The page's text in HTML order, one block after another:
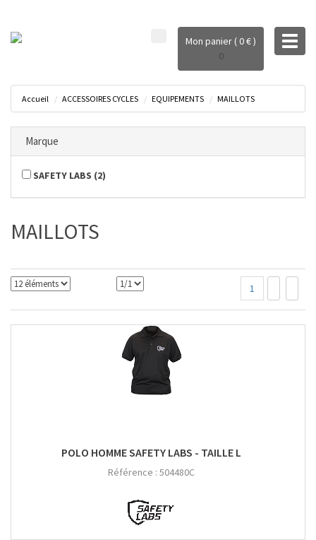
Mon panier ( 0 € )
0
Accueil ACCESSOIRES CYCLES EQUIPEMENTS MAILLOTS
Marque
SAFETY LABS (2)
MAILLOTS
1
POLO HOMME SAFETY LABS - TAILLE L
Référence : 504480C